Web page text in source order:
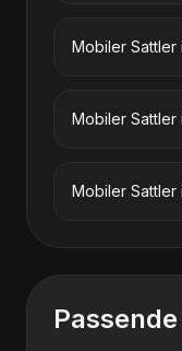
Mobiler Sattler
Mobiler Sattler
Mobiler Sattler